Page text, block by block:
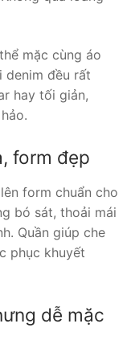
mặc cùng áo
denim đều rất
hay tối giản,
form đẹp
form chuẩn cho
bó sát, thoải mái
Quần giúp che
phục khuyết
dễ mặc